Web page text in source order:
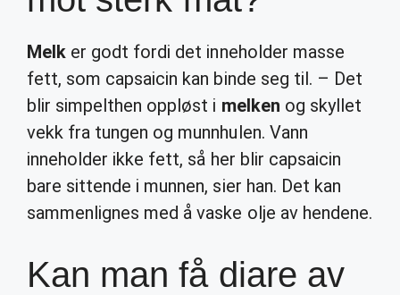
Melk er godt fordi det inneholder masse
fett, som capsaicin kan binde seg til. – Det
blir simpelthen oppløst i melken og skyllet
vekk fra tungen og munnhulen. Vann
inneholder ikke fett, så her blir capsaicin
bare sittende i munnen, sier han. Det kan
sammenlignes med å vaske olje av hendene.
Kan man få diare av